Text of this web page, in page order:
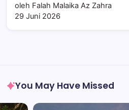
oleh Falah Malaika Az Zahra
29 Juni 2026
You May Have Missed